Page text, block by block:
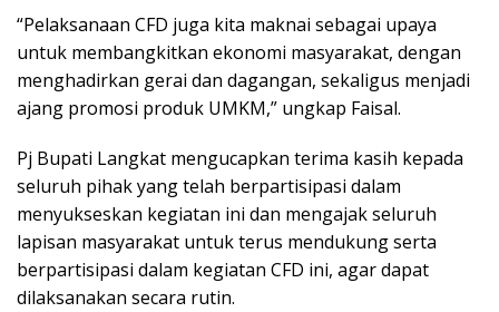
“Pelaksanaan CFD juga kita maknai sebagai upaya
untuk membangkitkan ekonomi masyarakat, dengan
menghadirkan gerai dan dagangan, sekaligus menjadi
ajang promosi produk UMKM,” ungkap Faisal.
Pj Bupati Langkat mengucapkan terima kasih kepada
seluruh pihak yang telah berpartisipasi dalam
menyukseskan kegiatan ini dan mengajak seluruh
lapisan masyarakat untuk terus mendukung serta
berpartisipasi dalam kegiatan CFD ini, agar dapat
dilaksanakan secara rutin.